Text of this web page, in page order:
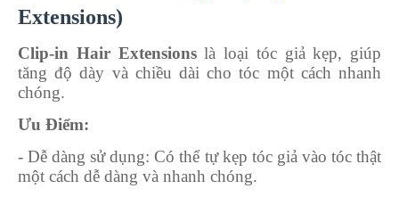
Extensions)
Clip-in Hair Extensionslà loại tóc giả kẹp, giúp
tăng độ dày và chiều dài cho tóc một cách nhanh
chóng.
Ưu Điểm:
- Dễ dàng sử dụng: Có thể tự kẹp tóc giả vào tóc thật
một cách dễ dàng và nhanh chóng.